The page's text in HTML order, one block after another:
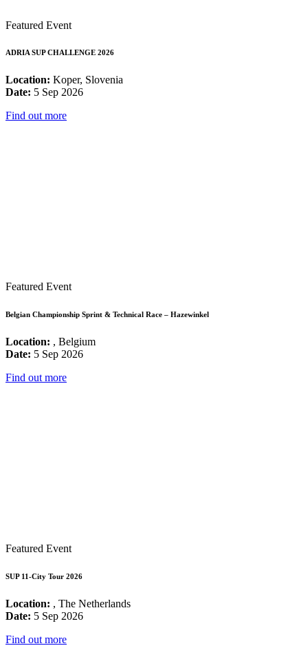
Featured Event
ADRIA SUP CHALLENGE 2026
Location: Koper, Slovenia
Date: 5 Sep 2026
Find out more
Featured Event
Belgian Championship Sprint & Technical Race – Hazewinkel
Location: , Belgium
Date: 5 Sep 2026
Find out more
Featured Event
SUP 11-City Tour 2026
Location: , The Netherlands
Date: 5 Sep 2026
Find out more